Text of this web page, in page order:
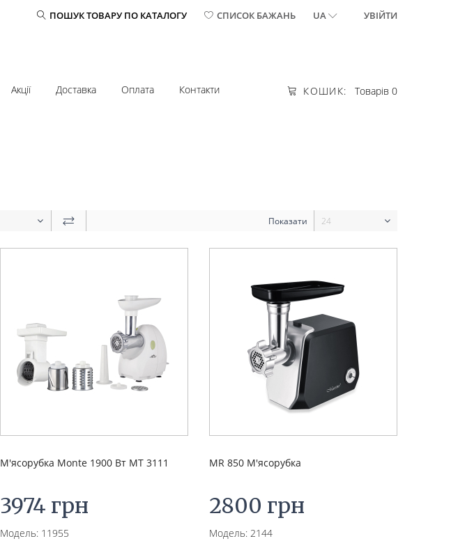
ПОШУК ТОВАРУ ПО КАТАЛОГУ СПИСОК БАЖАНЬ UA УВІЙТИ
КОШИК: Товарів 0
Акції Доставка Оплата Контакти
Показати 24
М'ясорубка Monte 1900 Вт MT 3111
3974 грн
Модель: 11955
MR 850 М'ясорубка
2800 грн
Модель: 2144